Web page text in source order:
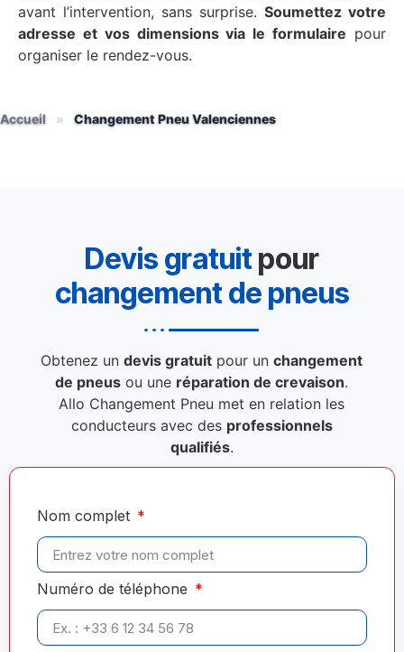
avant l’intervention, sans surprise. Soumettez votre
adresse et vos dimensions via le formulaire pour
organiser le rendez-vous.
Accueil » Changement Pneu Valenciennes
Devis gratuitpour
changement de pneus
Obtenez undevis gratuit pour unchangement
de pneus ou une réparation de crevaison.
Allo Changement Pneu met en relation les
conducteurs avec des professionnels
qualifiés.
Nom complet
Numéro de téléphone